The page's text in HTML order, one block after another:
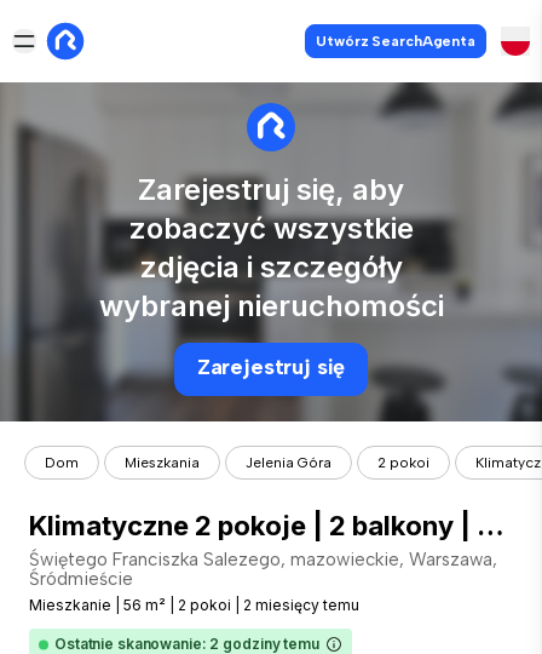
Utwórz SearchAgenta
Zarejestruj się, aby
zobaczyć wszystkie
zdjęcia i szczegóły
wybranej nieruchomości
Zarejestruj się
Dom Mieszkania Jelenia Góra 2 pokoi
Klimatyczne 2 pokoje | 2 balkony | Powiśle
Świętego Franciszka Salezego, mazowieckie, Warszawa,
Śródmieście
Mieszkanie 56 m² 2 pokoi 2 miesięcy temu
Ostatnie skanowanie: 2 godziny temu